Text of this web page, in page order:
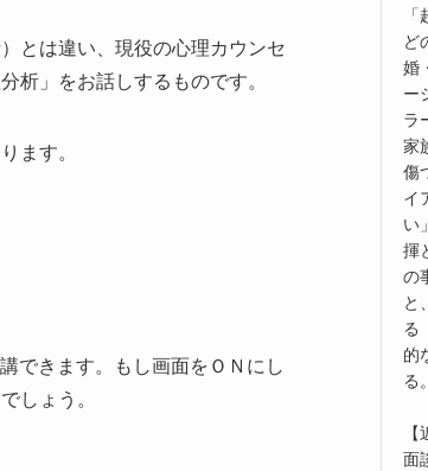
とは違い、現役の心理カウンセ
析」をお話しするものです。
ます。
できます。もし画面をＯＮにし
しょう。
ど
婚
ー
ラ
家
傷
イ
い
揮
の
と
る
的
る
面